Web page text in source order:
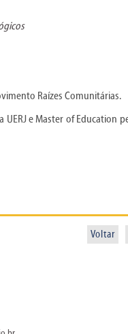
Raízes Comunitárias.
e Master of Education
Voltar